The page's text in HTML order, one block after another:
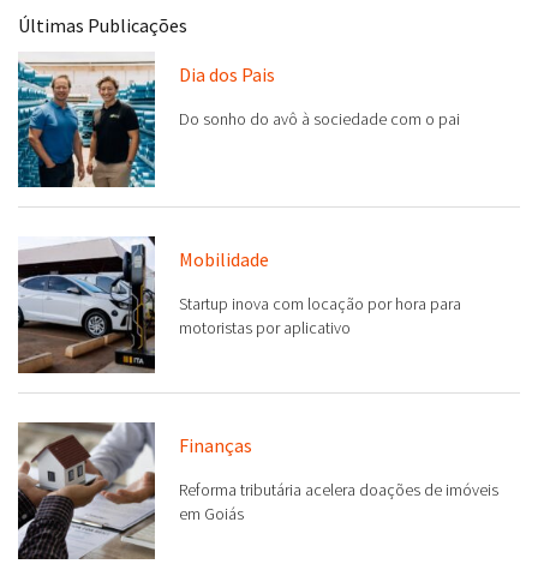
Últimas Publicações
Dia dos Pais
Do sonho do avô à sociedade com o pai
Mobilidade
Startup inova com locação por hora para
motoristas por aplicativo
Finanças
Reforma tributária acelera doações de imóveis
em Goiás